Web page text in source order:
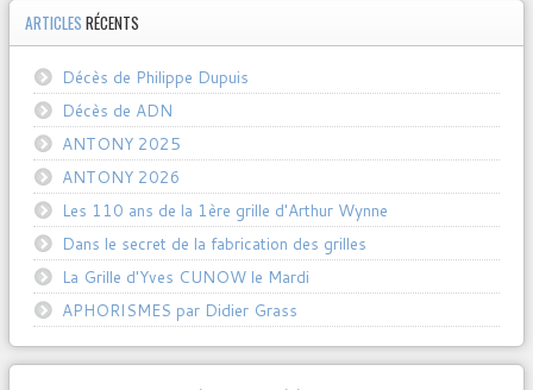
ARTICLES RÉCENTS
Décès de Philippe Dupuis
Décès de ADN
ANTONY 2025
ANTONY 2026
Les 110 ans de la 1ère grille d'Arthur Wynne
Dans le secret de la fabrication des grilles
La Grille d'Yves CUNOW le Mardi
APHORISMES par Didier Grass